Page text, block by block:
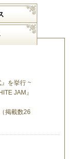
』を挙行 ~
JAM』
掲載数26